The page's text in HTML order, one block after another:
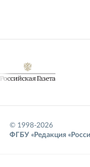
© 1998-2026
ФГБУ «Редакция